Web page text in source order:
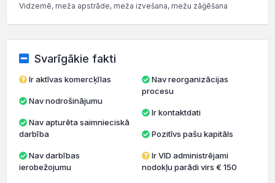
Vidzemē, meža apstrāde, meža izvešana, mežu zāģēšana
Svarīgākie fakti
Ir aktīvas komercķīlas
Nav nodrošinājumu
darbība
ierobežojumu
Nav reorganizācijas
procesu
Ir kontaktdati
Pozitīvs pašu kapitāls
Ir VID administrējami
nodokļu parādi virs € 150